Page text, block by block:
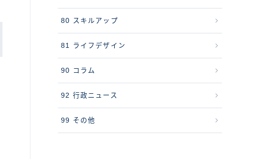
80 スキルアップ
81 ライフデザイン
90 コラム
92 行政ニュース
99 その他